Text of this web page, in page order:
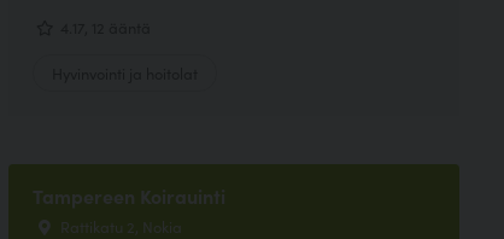
Tampereen Koirauinti
Rattikatu 2, Nokia